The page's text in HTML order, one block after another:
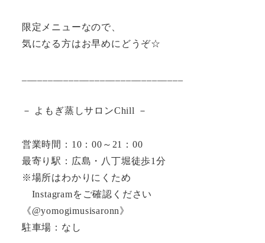
限定メニューなので、
気になる方はお早めにどうぞ☆
－ よもぎ蒸しサロンChill －
営業時間：10：00～21：00
最寄り駅：広島・八丁堀徒歩1分
※場所はわかりにくため
Instagramをご確認ください
《@yomogimusisaronn》
駐車場：なし